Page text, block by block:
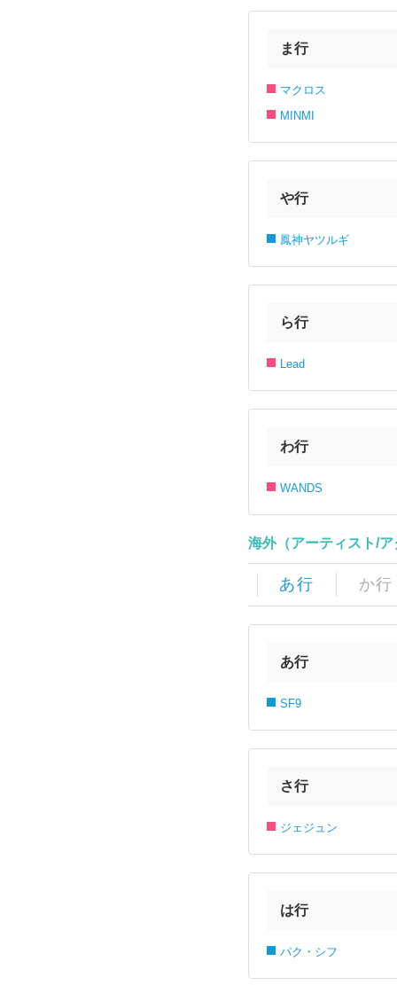
ま行
マクロス
MINMI
や行
鳳神ヤツルギ
ら行
Lead
わ行
WANDS
海外（アーティスト/
あ行 か行
あ行
SF9
さ行
ジェジュン
は行
パク・シフ